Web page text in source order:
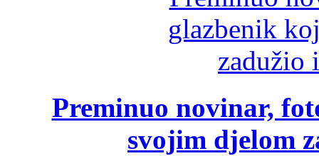
Preminuo novinar,
svojim djelom